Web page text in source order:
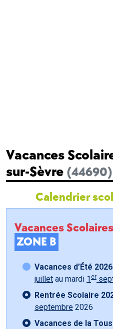
Vacances
sur-Sèvre (44690)
Calendrier
Vacances
ZONE B
Vacances d’Été
juillet au mardi 1 er
Rentrée Scolaire
septembre 2026
Vacances de la